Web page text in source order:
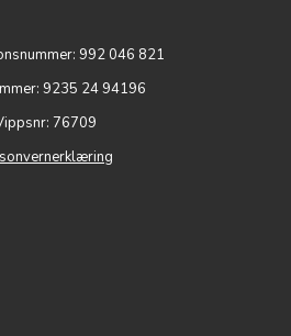
992 046 821
9235 24 94196
76709